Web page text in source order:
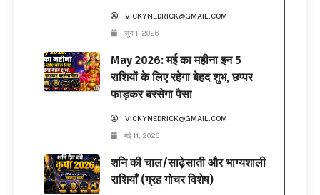
VICKYNEDRICK@GMAIL.COM
जून 1, 2026
May 2026: मई का महीना इन 5
राशियों के लिए रहेगा बेहद शुभ, छप्पर
फाड़कर बरसेगा पैसा
VICKYNEDRICK@GMAIL.COM
मई 11, 2026
शनि की चाल/साढ़ेसाती और भाग्यशाली
राशियाँ (ग्रह गोचर विशेष)